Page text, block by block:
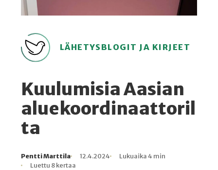
LÄHETYSBLOGIT JA KIRJEET
Kuulumisia Aasian
aluekoordinaattoril
ta
Kirjoittaja
Pentti Marttila
Julkaistu
12.4.2024
Lukuaika
Lukuaika 4 min
Lukukertoja
Luettu 8 kertaa